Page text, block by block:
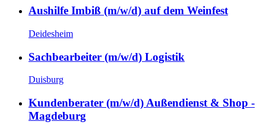
Aushilfe Imbiß (m/w/d) auf dem Weinfest
Deidesheim
Sachbearbeiter (m/w/d) Logistik
Duisburg
Kundenberater (m/w/d) Außendienst & Shop -
Magdeburg